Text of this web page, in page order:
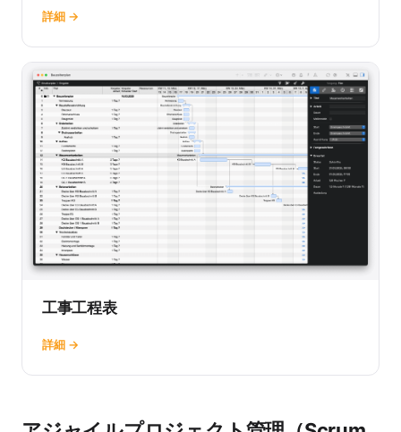
詳細 →
工事工程表
詳細 →